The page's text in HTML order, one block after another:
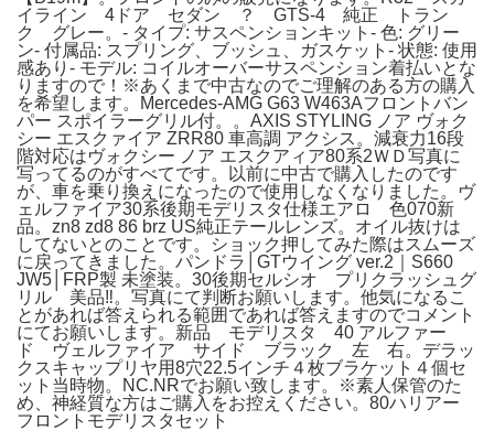
イライン 4ドア セダン ？ GTS-4 純正 トラン
ク グレー。- タイプ: サスペンションキット- 色: グリー
ン- 付属品: スプリング、ブッシュ、ガスケット- 状態: 使用
感あり- モデル: コイルオーバーサスペンション着払いとな
りますので！※あくまで中古なのでご理解のある方の購入
を希望します。Mercedes-AMG G63 W463Aフロントバン
パー スポイラーグリル付。。AXIS STYLING ノア ヴォク
シー エスクァイア ZRR80 車高調 アクシス。減衰力16段
階対応はヴォクシー ノア エスクアィア80系2ＷＤ写真に
写ってるのがすべてです。以前に中古で購入したのです
が、車を乗り換えになったので使用しなくなりました。ヴ
ェルファイア30系後期モデリスタ仕様エアロ 色070新
品。zn8 zd8 86 brz US純正テールレンズ。オイル抜けは
してないとのことです。ショック押してみた際はスムーズ
に戻ってきました。パンドラ│GTウイング ver.2｜S660
JW5│FRP製 未塗装。30後期セルシオ プリクラッシュグ
リル 美品‼️。写真にて判断お願いします。他気になるこ
とがあれば答えられる範囲であれば答えますのでコメント
にてお願いします。新品 モデリスタ 40 アルファー
ド ヴェルファイア サイド ブラック 左 右。デラッ
クスキャップリヤ用8穴22.5インチ４枚ブラケット４個セ
ット当時物。NC.NRでお願い致します。※素人保管のた
め、神経質な方はご購入をお控えください。80ハリアー
フロントモデリスタセット